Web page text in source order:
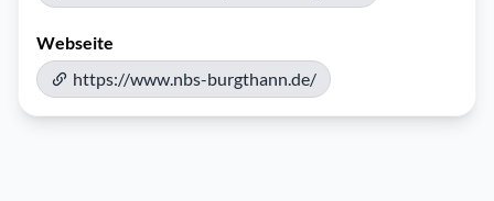
Webseite
https://www.nbs-burgthann.de/